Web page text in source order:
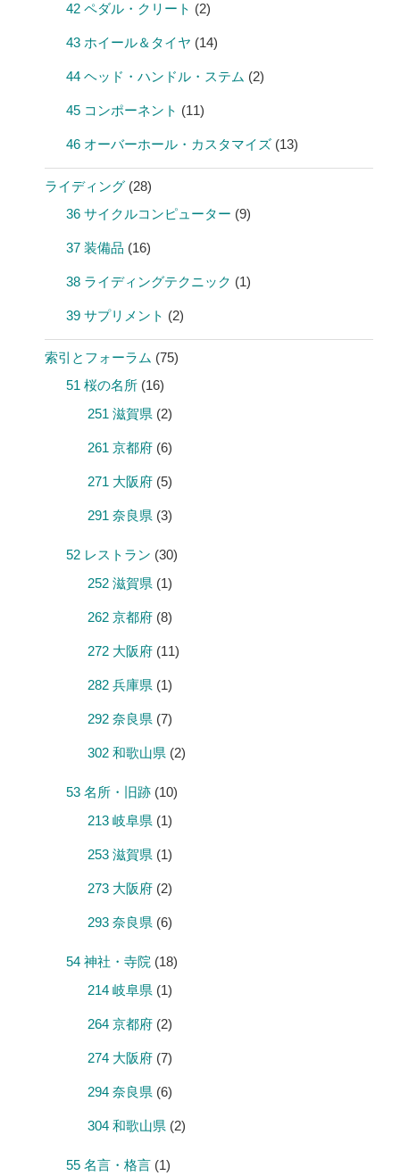
42 ペダル・クリート (2)
43 ホイール＆タイヤ (14)
44 ヘッド・ハンドル・ステム (2)
45 コンポーネント (11)
46 オーバーホール・カスタマイズ (13)
ライディング (28)
36 サイクルコンピューター (9)
37 装備品 (16)
38 ライディングテクニック (1)
39 サプリメント (2)
索引とフォーラム (75)
51 桜の名所 (16)
251 滋賀県 (2)
261 京都府 (6)
271 大阪府 (5)
291 奈良県 (3)
52 レストラン (30)
252 滋賀県 (1)
262 京都府 (8)
272 大阪府 (11)
282 兵庫県 (1)
292 奈良県 (7)
302 和歌山県 (2)
53 名所・旧跡 (10)
213 岐阜県 (1)
253 滋賀県 (1)
273 大阪府 (2)
293 奈良県 (6)
54 神社・寺院 (18)
214 岐阜県 (1)
264 京都府 (2)
274 大阪府 (7)
294 奈良県 (6)
304 和歌山県 (2)
55 名言・格言 (1)